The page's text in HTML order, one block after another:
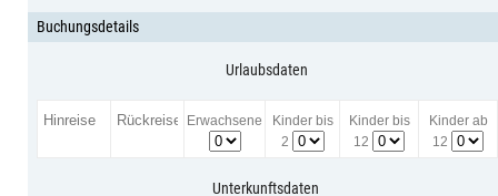
Buchungsdetails
Urlaubsdaten
Erwachsene
Kinder bis
2
Kinder bis
12
Kinder ab
12
Unterkunftsdaten